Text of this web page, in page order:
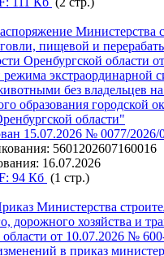
Министерства
пищевой и
Оренбургской области
экстраординарной
без владельцев
образования городской
области"
15.07.2026 № 0077/2026/
5601202607160016
16.07.2026
94 Кб (1 стр.)
Министерства
дорожного хозяйства и
области от 10.07.2026 №
в приказ